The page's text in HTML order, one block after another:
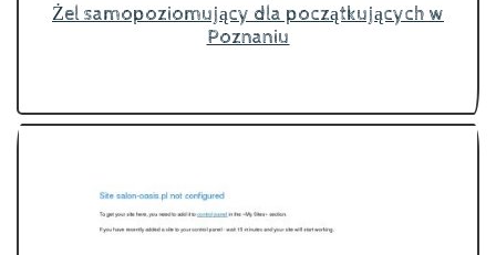
Żel samopoziomujący dla początkujących w
Poznaniu